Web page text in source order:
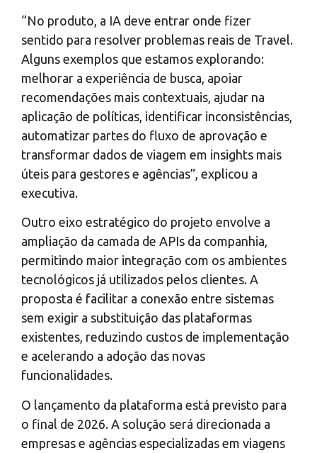
“No produto, a IA deve entrar onde fizer
sentido para resolver problemas reais de Travel.
Alguns exemplos que estamos explorando:
melhorar a experiência de busca, apoiar
recomendações mais contextuais, ajudar na
aplicação de políticas, identificar inconsistências,
automatizar partes do fluxo de aprovação e
transformar dados de viagem em insights mais
úteis para gestores e agências”, explicou a
executiva.
Outro eixo estratégico do projeto envolve a
ampliação da camada de APIs da companhia,
permitindo maior integração com os ambientes
tecnológicos já utilizados pelos clientes. A
proposta é facilitar a conexão entre sistemas
sem exigir a substituição das plataformas
existentes, reduzindo custos de implementação
e acelerando a adoção das novas
funcionalidades.
O lançamento da plataforma está previsto para
o final de 2026. A solução será direcionada a
empresas e agências especializadas em viagens